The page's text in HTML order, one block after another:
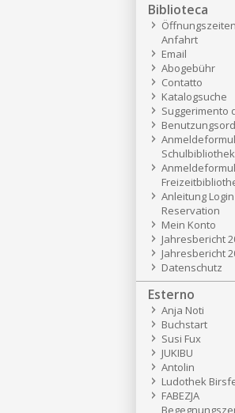
Biblioteca
Anfahrt
Email
Abogebühr
Contatto
Katalogsuche
Suggerimento
Schulbibliothek
Anleitung
Reservation
Mein Konto
Jahresbericht
Jahresbericht
Datenschutz
Esterno
Anja Noti
Buchstart
Susi Fux
JUKIBU
Antolin
Ludothek
FABEZJA